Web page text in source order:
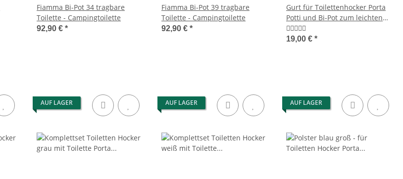
Fiamma Bi-Pot 34 tragbare
Toilette - Campingtoilette
92,90 € *
Fiamma Bi-Pot 39 tragbare
Toilette - Campingtoilette
92,90 € *
Gurt für Toilettenhocker Porta
Potti und Bi-Pot zum leichten
Herausheben
19,00 € *
AUF LAGER AUF LAGER AUF LAGER